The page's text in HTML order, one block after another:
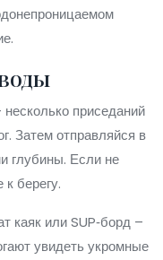
приседаний
Затем отправляйся в
глубины. Если не
берегу.
каяк или SUP‑борд –
увидеть укромные